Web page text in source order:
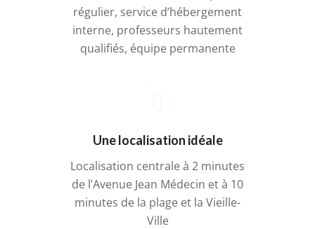
régulier, service d’hébergement
interne, professeurs hautement
qualifiés, équipe permanente
Une localisation idéale
Localisation centrale à 2 minutes
de l’Avenue Jean Médecin et à 10
minutes de la plage et la Vieille-
Ville